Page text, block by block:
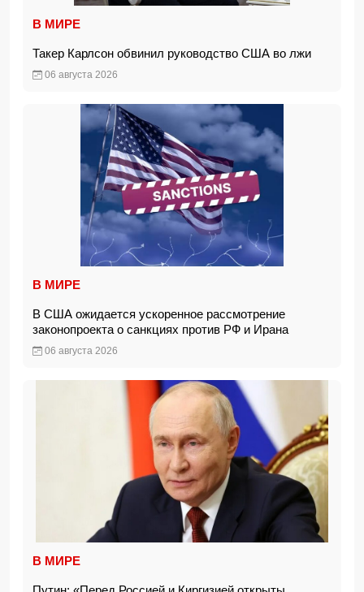
В МИРЕ
Такер Карлсон обвинил руководство США во лжи
06 августа 2026
В МИРЕ
В США ожидается ускоренное рассмотрение
законопроекта о санкциях против РФ и Ирана
06 августа 2026
В МИРЕ